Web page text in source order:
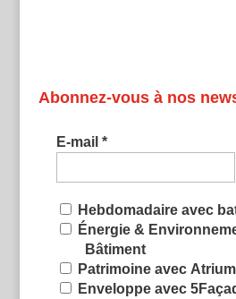
Abonnez-vous à nos
E-mail *
Hebdomadaire avec
Énergie &
Bâtiment
Patrimoine avec Atrium
Enveloppe avec